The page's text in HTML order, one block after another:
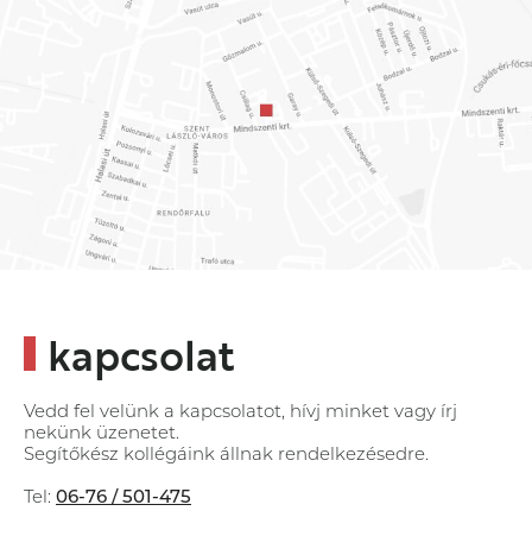
kapcsolat
Vedd fel velünk a kapcsolatot, hívj minket vagy írj
nekünk üzenetet.
Segítőkész kollégáink állnak rendelkezésedre.
Tel: 06-76 / 501-475